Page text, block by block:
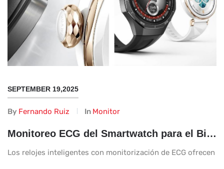
SEPTEMBER 19,2025
By Fernando Ruiz In Monitor
Monitoreo ECG del Smartwatch para el Bienestar Diario
Los relojes inteligentes con monitorización de ECG ofrecen